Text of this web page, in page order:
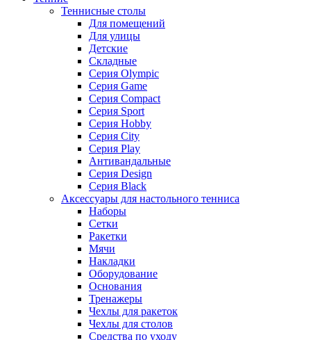
Теннисные столы
Для помещений
Для улицы
Детские
Складные
Серия Olympic
Серия Game
Серия Compact
Серия Sport
Серия Hobby
Серия City
Серия Play
Антивандальные
Серия Design
Серия Black
Аксессуары для настольного тенниса
Наборы
Сетки
Ракетки
Мячи
Накладки
Оборудование
Основания
Тренажеры
Чехлы для ракеток
Чехлы для столов
Средства по уходу